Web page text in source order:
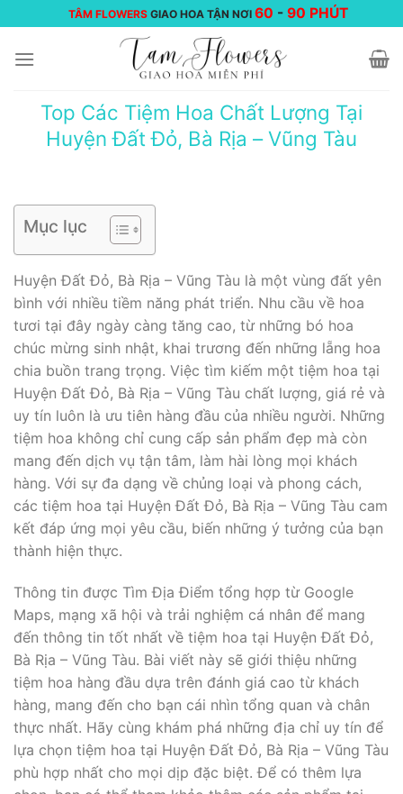
đến
nội
TÂM FLOWERS GIAO HOA TẬN NƠI 60 -90 PHÚT
Top Các Tiệm Hoa Chất Lượng Tại
Huyện Đất Đỏ, Bà Rịa – Vũng Tàu
Mục lục
Huyện Đất Đỏ, Bà Rịa – Vũng Tàu là một vùng đất yên
bình với nhiều tiềm năng phát triển. Nhu cầu về hoa
tươi tại đây ngày càng tăng cao, từ những bó hoa
chúc mừng sinh nhật, khai trương đến những lẵng hoa
chia buồn trang trọng. Việc tìm kiếm một tiệm hoa tại
Huyện Đất Đỏ, Bà Rịa – Vũng Tàu chất lượng, giá rẻ và
uy tín luôn là ưu tiên hàng đầu của nhiều người. Những
tiệm hoa không chỉ cung cấp sản phẩm đẹp mà còn
mang đến dịch vụ tận tâm, làm hài lòng mọi khách
hàng. Với sự đa dạng về chủng loại và phong cách,
các tiệm hoa tại Huyện Đất Đỏ, Bà Rịa – Vũng Tàu cam
kết đáp ứng mọi yêu cầu, biến những ý tưởng của bạn
thành hiện thực.
Thông tin được Tìm Địa Điểm tổng hợp từ Google
Maps, mạng xã hội và trải nghiệm cá nhân để mang
đến thông tin tốt nhất về tiệm hoa tại Huyện Đất Đỏ,
Bà Rịa – Vũng Tàu. Bài viết này sẽ giới thiệu những
tiệm hoa hàng đầu dựa trên đánh giá cao từ khách
hàng, mang đến cho bạn cái nhìn tổng quan và chân
thực nhất. Hãy cùng khám phá những địa chỉ uy tín để
lựa chọn tiệm hoa tại Huyện Đất Đỏ, Bà Rịa – Vũng Tàu
phù hợp nhất cho mọi dịp đặc biệt. Để có thêm lựa